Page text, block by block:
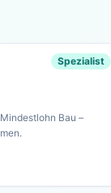
Spezialist
Bau –